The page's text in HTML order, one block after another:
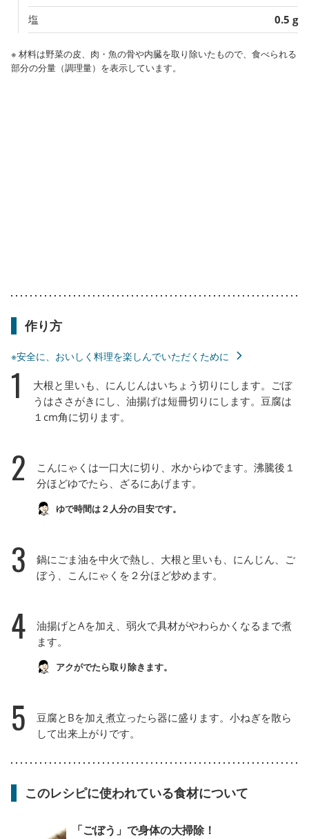
塩 0.5 g
※ 材料は野菜の皮、肉・魚の骨や内臓を取り除いたもので、食べられる
部分の分量（調理量）を表示しています。
作り方
※安全に、おいしく料理を楽しんでいただくために
1
大根と里いも、にんじんはいちょう切りにします。ごぼ
うはささがきにし、油揚げは短冊切りにします。豆腐は
１cm角に切ります。
2
こんにゃくは一口大に切り、水からゆでます。沸騰後１
分ほどゆでたら、ざるにあげます。
ゆで時間は２人分の目安です。
3
鍋にごま油を中火で熱し、大根と里いも、にんじん、ご
ぼう、こんにゃくを２分ほど炒めます。
4
油揚げとAを加え、弱火で具材がやわらかくなるまで煮
ます。
アクがでたら取り除きます。
5
豆腐とBを加え煮立ったら器に盛ります。小ねぎを散ら
して出来上がりです。
このレシピに使われている食材について
「ごぼう」で身体の大掃除！